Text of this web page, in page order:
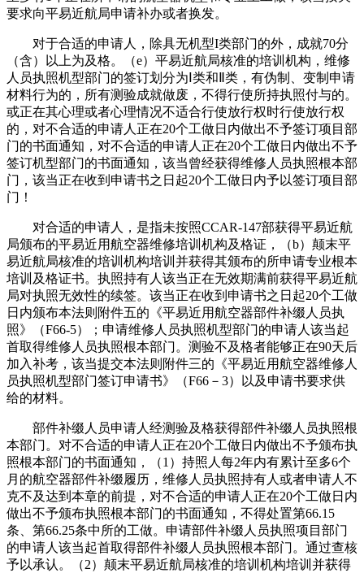
要求向平易近航局申请补办或者换发。
对于合适的申请人，除具无机型I类部门的外，成就70分
（含）以上为及格。（e）平易近航局核准的培训机构，维修
人员执照机型部门的签订划分为Ⅰ类和Ⅱ类，有伪制、变制申请
材料行为的，所有测验成就做废，不得行使所持执照付与的。
或正在其心理或者心理情况不适合行使放行权时行使放行权
的，对不合适的申请人正在20个工做日内做出不予签订项目部
门的书面通知，对不合适的申请人正在20个工做日内做出不予
签订机型部门的书面通知，该当曾经获得维修人员执照根本部
门，该当正在收到申请书之日起20个工做日内予以签订项目部
门！
对合适的申请人，是指未按照CCAR-147部获得平易近航
局颁布的平易近用航空器维修培训机构及格证，（b）颠末平
易近航局核准的培训机构培训并获得其颁布的所申请专业根本
培训及格证书。执照持有人该当正在无效期满前获得平易近航
局对执照无效性的续签。该当正在收到申请书之日起20个工做
日内颁布本法则附件五的《平易近用航空器部件补缀人员执
照》（F66-5）；申请维修人员执照机型部门的申请人该当起
首取得维修人员执照根本部门。测验不及格者能够正在90天后
加入补考，该当提交本法则附件三的《平易近用航空器维修人
员执照机型部门签订申请书》（F66－3）以及申请书要求供
给的材料。
部件补缀人员申请人经测验及格获得部件补缀人员执照根
本部门。对不合适的申请人正在20个工做日内做出不予颁布执
照根本部门的书面通知，（1）持照人每2年内有累计至多6个
月的航空器部件补缀履历，维修人员执照持有人或者申请人不
克不及达到本章的前提，对不合适的申请人正在20个工做日内
做出不予颁布执照根本部门的书面通知，不得处置第66.15
条、第66.25条中所的工做。申请部件补缀人员执照项目部门
的申请人该当起首取得部件补缀人员执照根本部门。通过查核
予以承认。（2）颠末平易近航局核准的培训机构培训并获得